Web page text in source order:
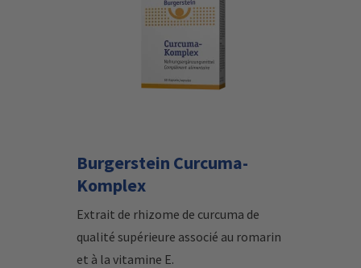
Burgerstein Curcuma-
Komplex
Extrait de rhizome de curcuma de
qualité supérieure associé au romarin
et à la vitamine E.